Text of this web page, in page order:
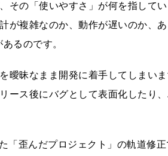
その「使いやすさ」が何を指して
が複雑なのか、動作が遅いのか、
るのです。
曖昧なまま開発に着⼿してしまい
ース後にバグとして表⾯化したり
「歪んだプロジェクト」の軌道修